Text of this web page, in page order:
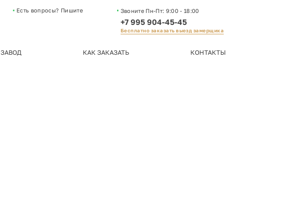
Есть вопросы? Пишите Звоните Пн-Пт: 9:00 - 18:00
+7 995 904-45-45
Бесплатно заказать выезд замерщика
ЗАВОД КАК ЗАКАЗАТЬ КОНТАКТЫ